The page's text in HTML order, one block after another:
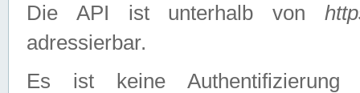
Die API ist unterhalb von
adressierbar.
Es ist keine